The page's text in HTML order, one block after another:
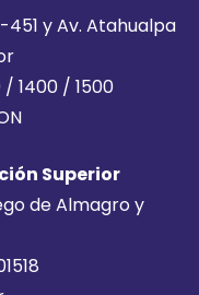
451 y Av. Atahualpa
1400 / 1500
Superior
de Almagro y